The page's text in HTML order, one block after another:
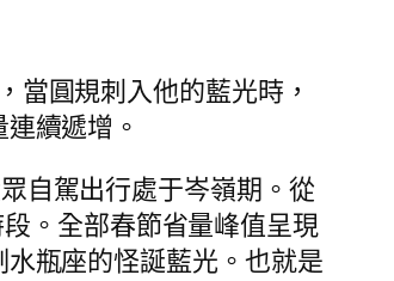
當圓規刺入他的藍光時，
續遞增。
自駕出行處于岑嶺期。從
。全部春節省量峰值呈現
瓶座的怪誕藍光。也就是